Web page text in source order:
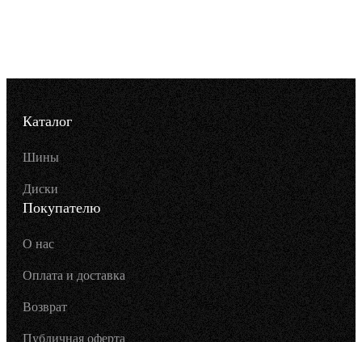
Каталог
Шины
Диски
Покупателю
О нас
Оплата и доставка
Возврат
Публичная оферта